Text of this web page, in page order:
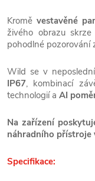
Kromě vestavěné
živého obrazu skrze
pohodlné pozorování
Wild se v
IP67, kombinací
technologií a AI
Na zařízení
náhradního přístroje
Specifikace: